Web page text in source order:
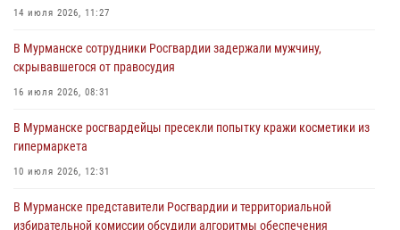
антитеррористической защищенности для членов избирательных
31 июля 2026, 08:48 3
Сотрудники Росгвардии задержали мужчину, не оплатившего счет в
30 июля 2026, 14:09
В Управлении Росгвардии по Мурманской области прошло пожарно-
30 июля 2026, 14:05
14 июля 2026, 11:27
В Мурманске сотрудники Росгвардии задержали мужчину,
скрывавшегося от правосудия
16 июля 2026, 08:31
В Мурманске росгвардейцы пресекли попытку кражи косметики из
гипермаркета
10 июля 2026, 12:31
В Мурманске представители Росгвардии и территориальной
избирательной комиссии обсудили алгоритмы обеспечения